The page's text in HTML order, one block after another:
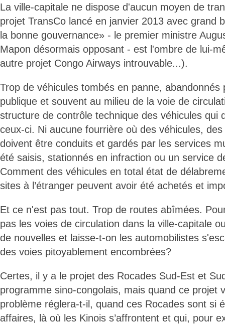
La ville-capitale ne dispose d'aucun moyen de
projet TransCo lancé en janvier 2013 avec grand
la bonne gouvernance» - le premier ministre
Mapon désormais opposant - est l'ombre de lui-
autre projet Congo Airways introuvable...).
Trop de véhicules tombés en panne, abandonnés
publique et souvent au milieu de la voie de
structure de contrôle technique des véhicules qui
ceux-ci. Ni aucune fourrière où des véhicules,
doivent être conduits et gardés par les services
été saisis, stationnés en infraction ou un service
Comment des véhicules en total état de
sites à l’étranger peuvent avoir été achetés et
Et ce n'est pas tout. Trop de routes abîmées.
pas les voies de circulation dans la ville-capitale
de nouvelles et laisse-t-on les automobilistes
des voies pitoyablement encombrées?
Certes, il y a le projet des Rocades Sud-Est et
programme sino-congolais, mais quand ce projet
problème réglera-t-il, quand ces Rocades sont si
affaires, là où les Kinois s’affrontent et qui, pour